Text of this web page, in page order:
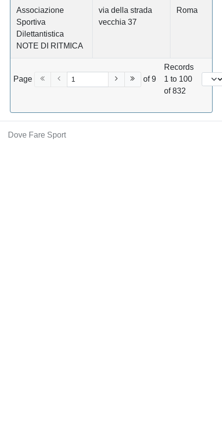
Associazione
Sportiva
Dilettantistica
NOTE DI RITMICA
via della strada
vecchia 37
Roma
Page of 9
Records
1 to 100
of 832
Dove Fare Sport